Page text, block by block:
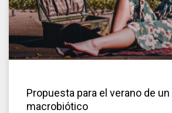
Propuesta para el verano de
macrobiótico